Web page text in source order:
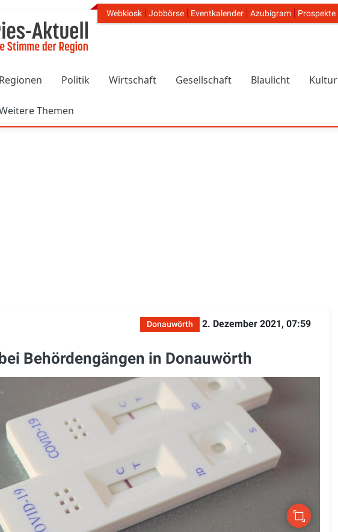
Header Navigation
Webkiosk Jobbörse Eventkalender Azubigram Prospekte
Regionen Politik Wirtschaft Gesellschaft Blaulicht Kultur
Themen
Donauwörth
2. Dezember 2021, 07:59
Behördengängen in Donauwörth